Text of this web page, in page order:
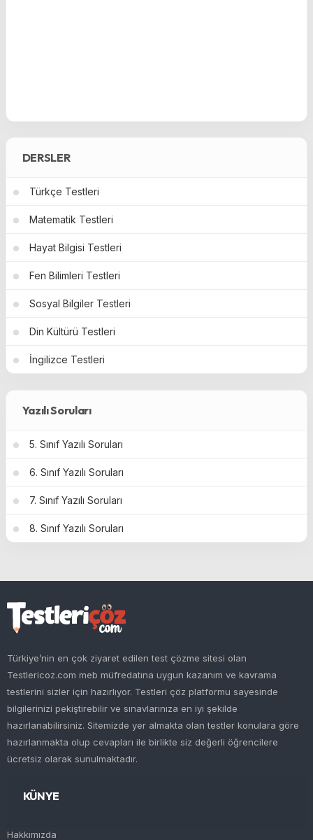
DERSLER
Türkçe Testleri
Matematik Testleri
Hayat Bilgisi Testleri
Fen Bilimleri Testleri
Sosyal Bilgiler Testleri
Din Kültürü Testleri
İngilizce Testleri
Yazılı Soruları
5. Sınıf Yazılı Soruları
6. Sınıf Yazılı Soruları
7. Sınıf Yazılı Soruları
8. Sınıf Yazılı Soruları
Türkiye’nin en çok ziyaret edilen test çözme sitesi olan
Testlericoz.com meb müfredatına uygun kazanım ve kavrama
testlerini sizler için hazırlıyor. Testleri çöz platformu sayesinde
bilgilerinizi pekiştirebilir ve sınavlarınıza en iyi şekilde
hazırlanabilirsiniz. Sitemizde yer almakta olan testler konulara göre
hazırlanmakta olup cevapları ile birlikte siz değerli öğrencilere
ücretsiz olarak sunulmaktadır.
KÜNYE
Hakkımızda